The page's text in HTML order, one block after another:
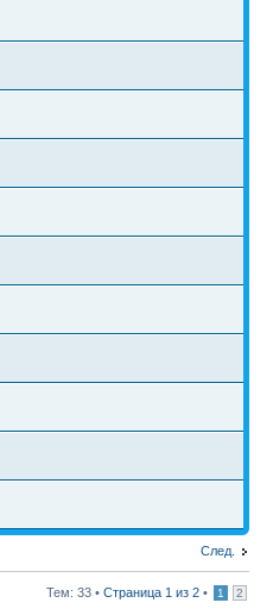
След.
Тем: 33 • Страница 1 из 2 • 1 2